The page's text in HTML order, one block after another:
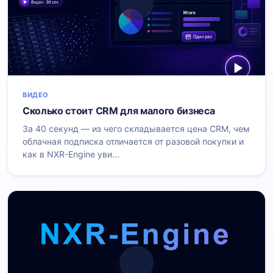
ВИДЕО
Сколько стоит CRM для малого бизнеса
За 40 секунд — из чего складывается цена CRM, чем
облачная подписка отличается от разовой покупки и
как в NXR-Engine уви...